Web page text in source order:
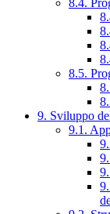
8.5.
9. Sviluppo
9.1.